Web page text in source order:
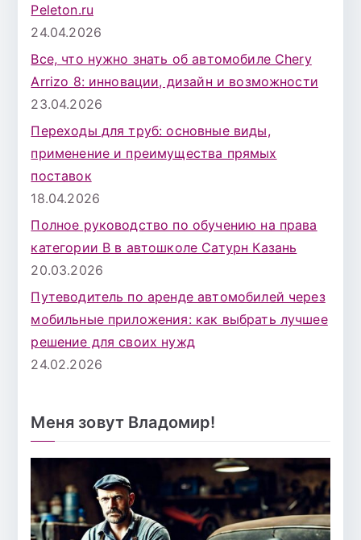
Peleton.ru
24.04.2026
Все, что нужно знать об автомобиле Chery
Arrizo 8: инновации, дизайн и возможности
23.04.2026
Переходы для труб: основные виды,
применение и преимущества прямых
поставок
18.04.2026
Полное руководство по обучению на права
категории B в автошколе Сатурн Казань
20.03.2026
Путеводитель по аренде автомобилей через
мобильные приложения: как выбрать лучшее
решение для своих нужд
24.02.2026
Меня зовут Владомир!